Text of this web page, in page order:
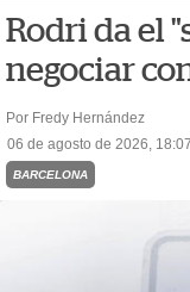
Rodri da el
negociar
Por Fredy Hernández
06 de agosto de 2026, 18:07
BARCELONA